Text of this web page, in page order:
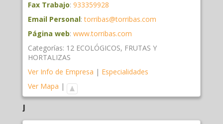
Fax Trabajo: 933359928
Email Personal: torribas@torribas.com
Página web: www.torribas.com
Categorías: 12 ECOLÓGICOS, FRUTAS Y
HORTALIZAS
Ver Info de Empresa | Especialidades
Ver Mapa |
J